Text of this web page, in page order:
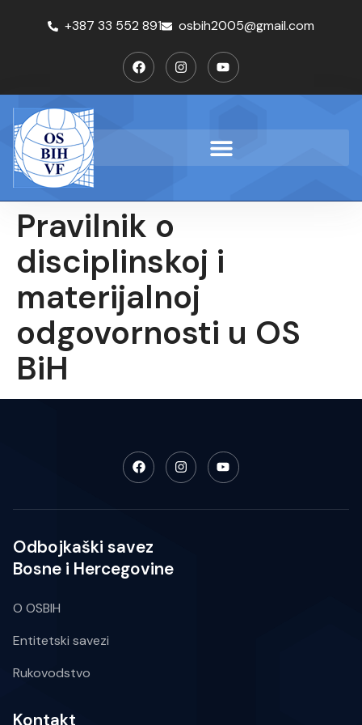
+387 33 552 891 osbih2005@gmail.com
Pravilnik o
disciplinskoj i
materijalnoj
odgovornosti u OS
BiH
Odbojkaški savez
Bosne i Hercegovine
O OSBIH
Entitetski savezi
Rukovodstvo
Kontakt